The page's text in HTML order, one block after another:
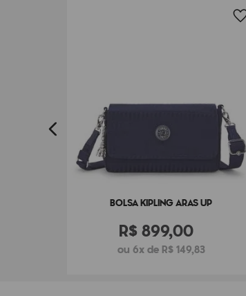
BOLSA KIPLING ARAS UP
R$899,00
ou 6x de R$ 149,83